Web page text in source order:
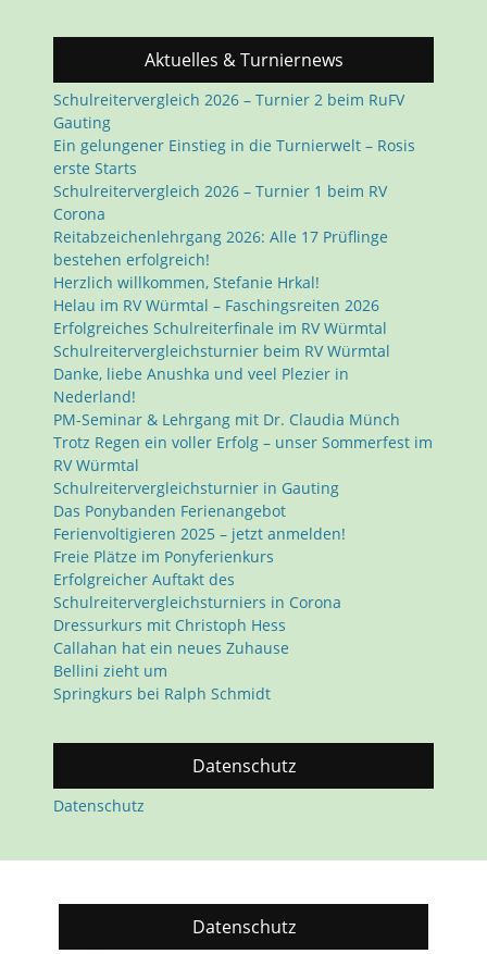
Aktuelles & Turniernews
Schulreitervergleich 2026 – Turnier 2 beim RuFV
Gauting
Ein gelungener Einstieg in die Turnierwelt – Rosis
erste Starts
Schulreitervergleich 2026 – Turnier 1 beim RV
Corona
Reitabzeichenlehrgang 2026: Alle 17 Prüflinge
bestehen erfolgreich!
Herzlich willkommen, Stefanie Hrkal!
Helau im RV Würmtal – Faschingsreiten 2026
Erfolgreiches Schulreiterfinale im RV Würmtal
Schulreitervergleichsturnier beim RV Würmtal
Danke, liebe Anushka und veel Plezier in
Nederland!
PM-Seminar & Lehrgang mit Dr. Claudia Münch
Trotz Regen ein voller Erfolg – unser Sommerfest im
RV Würmtal
Schulreitervergleichsturnier in Gauting
Das Ponybanden Ferienangebot
Ferienvoltigieren 2025 – jetzt anmelden!
Freie Plätze im Ponyferienkurs
Erfolgreicher Auftakt des
Schulreitervergleichsturniers in Corona
Dressurkurs mit Christoph Hess
Callahan hat ein neues Zuhause
Bellini zieht um
Springkurs bei Ralph Schmidt
Datenschutz
Datenschutz
Datenschutz